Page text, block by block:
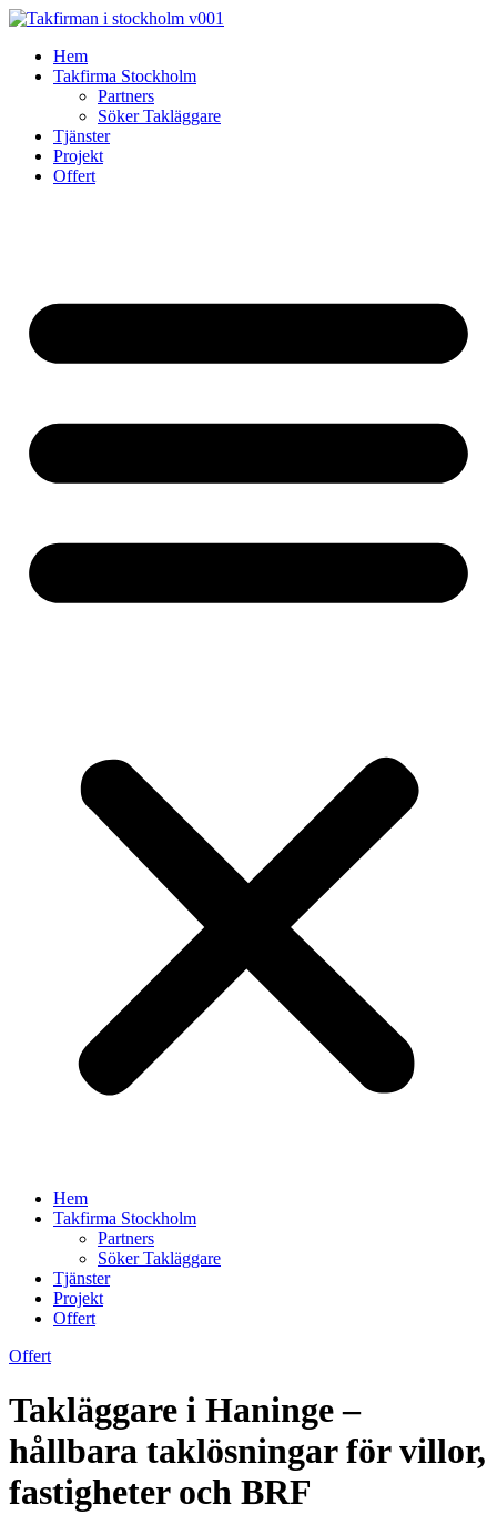
Skip
contentHem
Takfirma Stockholm
Partners
Söker Takläggare
Tjänster
Projekt
Offert
Hem
Takfirma Stockholm
Partners
Söker Takläggare
Tjänster
Projekt
Offert
Offert
Takläggare i Haninge –
hållbara taklösningar för villor,
fastigheter och BRF